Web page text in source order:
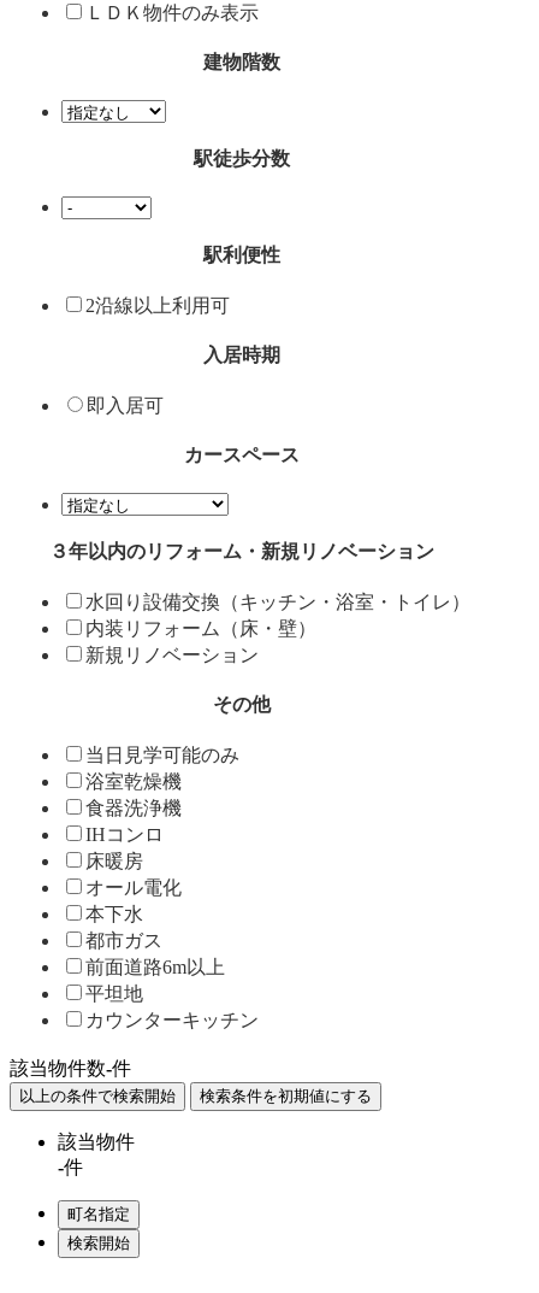
ＬＤＫ物件のみ表示
建物階数
駅徒歩分数
駅利便性
2沿線以上利用可
入居時期
即入居可
カースペース
３年以内のリフォーム・新規リノベーション
水回り設備交換（キッチン・浴室・トイレ）
内装リフォーム（床・壁）
新規リノベーション
その他
当日見学可能のみ
浴室乾燥機
食器洗浄機
IHコンロ
床暖房
オール電化
本下水
都市ガス
前面道路6m以上
平坦地
カウンターキッチン
該当物件数-件
該当物件
-件